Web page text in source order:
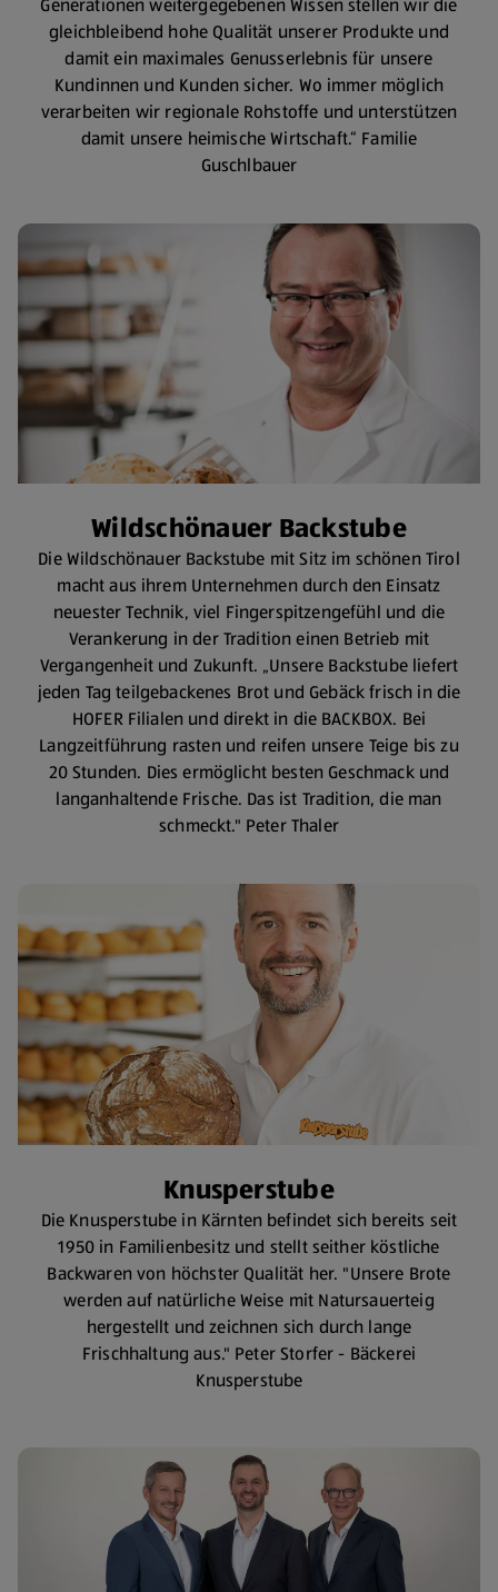
gleichbleibend hohe Qualität unserer Produkte und
damit ein maximales Genusserlebnis für unsere
Kundinnen und Kunden sicher. Wo immer möglich
verarbeiten wir regionale Rohstoffe und unterstützen
damit unsere heimische Wirtschaft.“ Familie
Guschlbauer
Wildschönauer Backstube
Die Wildschönauer Backstube mit Sitz im schönen Tirol
macht aus ihrem Unternehmen durch den Einsatz
neuester Technik, viel Fingerspitzengefühl und die
Verankerung in der Tradition einen Betrieb mit
Vergangenheit und Zukunft. „Unsere Backstube liefert
jeden Tag teilgebackenes Brot und Gebäck frisch in die
HOFER Filialen und direkt in die BACKBOX. Bei
Langzeitführung rasten und reifen unsere Teige bis zu
20 Stunden. Dies ermöglicht besten Geschmack und
langanhaltende Frische. Das ist Tradition, die man
schmeckt." Peter Thaler
Knusperstube
Die Knusperstube in Kärnten befindet sich bereits seit
1950 in Familienbesitz und stellt seither köstliche
Backwaren von höchster Qualität her. "Unsere Brote
werden auf natürliche Weise mit Natursauerteig
hergestellt und zeichnen sich durch lange
Frischhaltung aus." Peter Storfer - Bäckerei
Knusperstube